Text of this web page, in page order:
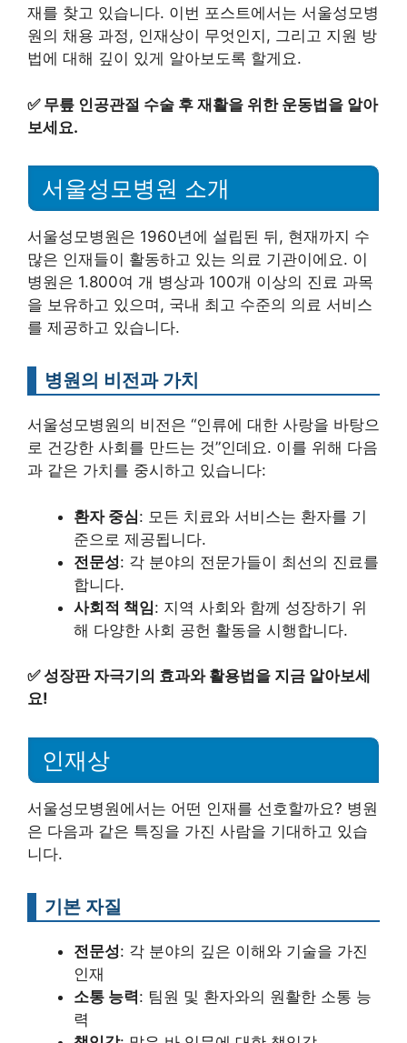
재를 찾고 있습니다. 이번 포스트에서는 서울성모병
원의 채용 과정, 인재상이 무엇인지, 그리고 지원 방
법에 대해 깊이 있게 알아보도록 할게요.
✅ 무릎 인공관절 수술 후 재활을 위한 운동법을 알아
보세요.
서울성모병원 소개
서울성모병원은 1960년에 설립된 뒤, 현재까지 수
많은 인재들이 활동하고 있는 의료 기관이에요. 이
병원은 1.800여 개 병상과 100개 이상의 진료 과목
을 보유하고 있으며, 국내 최고 수준의 의료 서비스
를 제공하고 있습니다.
병원의 비전과 가치
서울성모병원의 비전은 “인류에 대한 사랑을 바탕으
로 건강한 사회를 만드는 것”인데요. 이를 위해 다음
과 같은 가치를 중시하고 있습니다:
환자 중심: 모든 치료와 서비스는 환자를 기
준으로 제공됩니다.
전문성: 각 분야의 전문가들이 최선의 진료를
합니다.
사회적 책임: 지역 사회와 함께 성장하기 위
해 다양한 사회 공헌 활동을 시행합니다.
✅성장판 자극기의 효과와 활용법을 지금 알아보세
요!
인재상
서울성모병원에서는 어떤 인재를 선호할까요? 병원
은 다음과 같은 특징을 가진 사람을 기대하고 있습
니다.
기본 자질
전문성: 각 분야의 깊은 이해와 기술을 가진
인재
소통 능력: 팀원 및 환자와의 원활한 소통 능
력